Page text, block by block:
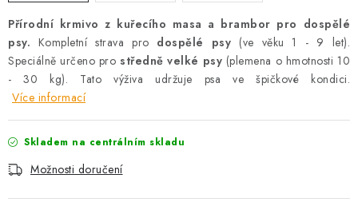
Kontakt Možnosti dopravy
Hodnocení obchodu
Obchodní podmínky
Zásady zpracování osobních údajů
Věrnostní slevy
Přírodní krmivo z kuřecího masa a brambor pro dospělé
psy. Kompletní strava pro dospělé psy (ve věku 1 - 9 let).
Speciálně určeno prostředně velké psy (plemena o hmotnosti 10
- 30 kg). Tato výživa udržuje psa ve špičkové kondici.
Více informací
Skladem na centrálním skladu
Možnosti doručení